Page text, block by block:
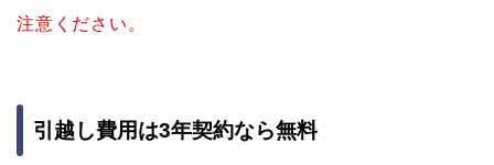
注意ください。
引越し費用は3年契約なら無料